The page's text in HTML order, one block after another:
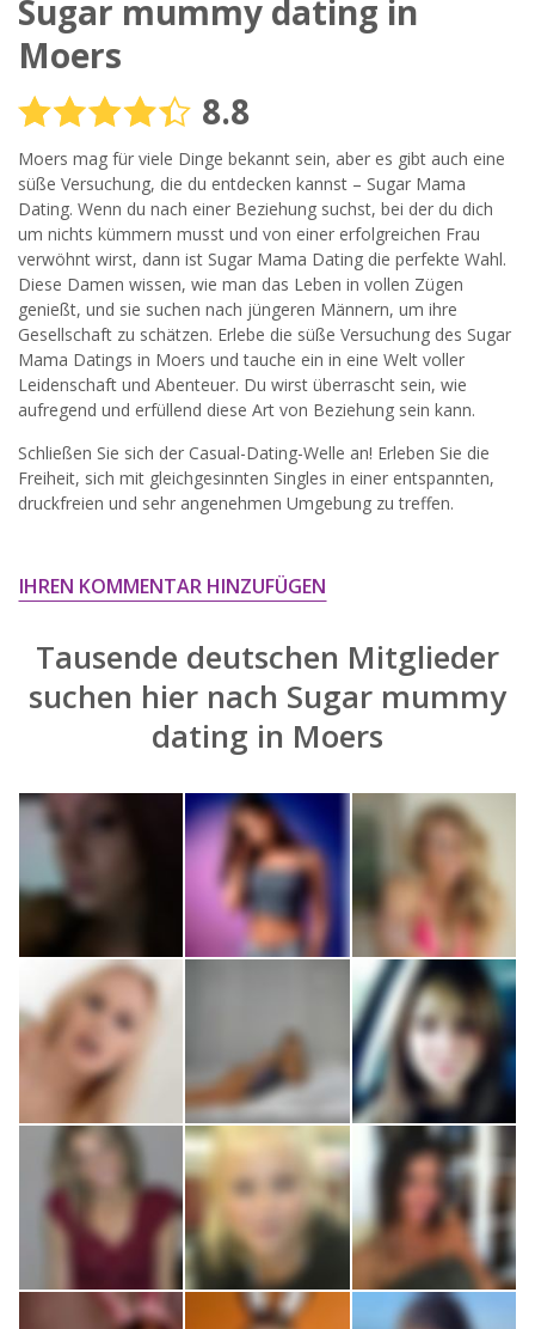
Deine E-Mail?
Nutzungsbedingungenund der Datenschutzerklärung
einverstanden. Ich erhalte Informationen und Angebote des
Betreibers per E-Mail, der Zusendung kann ich jederzeit
widersprechen.
JETZT ANMELDEN!
Sugar mummy dating in
Moers
8.8
Moers mag für viele Dinge bekannt sein, aber es gibt auch eine
süße Versuchung, die du entdecken kannst – Sugar Mama
Dating. Wenn du nach einer Beziehung suchst, bei der du dich
um nichts kümmern musst und von einer erfolgreichen Frau
verwöhnt wirst, dann ist Sugar Mama Dating die perfekte Wahl.
Diese Damen wissen, wie man das Leben in vollen Zügen
genießt, und sie suchen nach jüngeren Männern, um ihre
Gesellschaft zu schätzen. Erlebe die süße Versuchung des Sugar
Mama Datings in Moers und tauche ein in eine Welt voller
Leidenschaft und Abenteuer. Du wirst überrascht sein, wie
aufregend und erfüllend diese Art von Beziehung sein kann.
Schließen Sie sich der Casual-Dating-Welle an! Erleben Sie die
Freiheit, sich mit gleichgesinnten Singles in einer entspannten,
druckfreien und sehr angenehmen Umgebung zu treffen.
IHREN KOMMENTAR HINZUFÜGEN
Tausende deutschen Mitglieder
suchen hier nach Sugar mummy
dating in Moers